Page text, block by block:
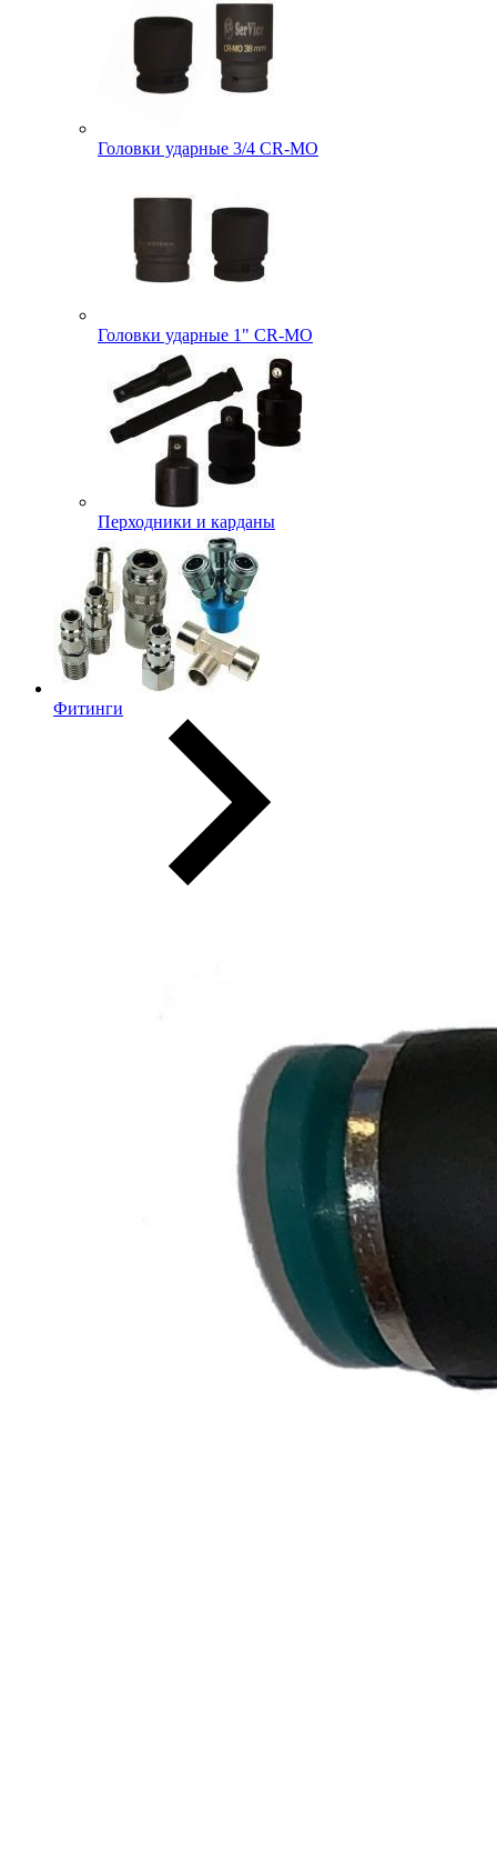
Головки ударные 3/4 CR-MO
Головки ударные 1" CR-MO
Перходники и карданы
Фитинги